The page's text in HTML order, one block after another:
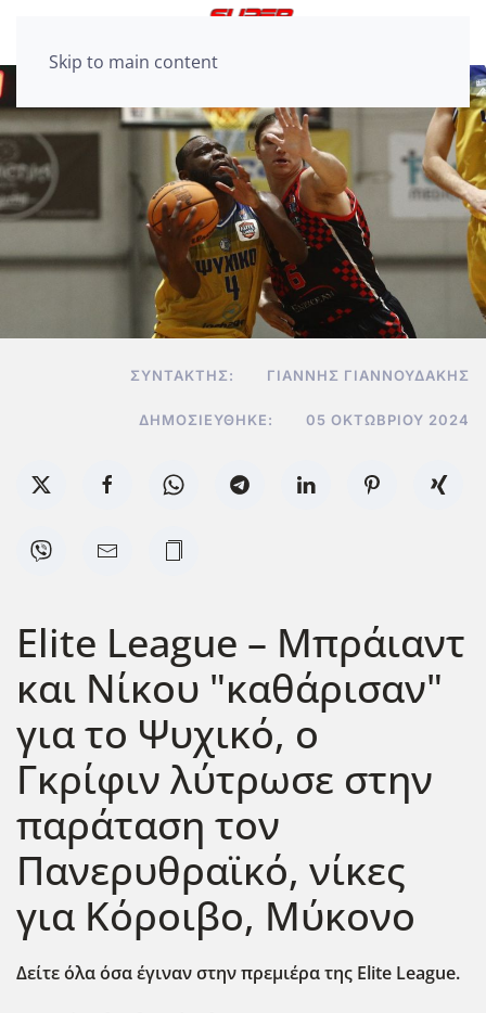
Skip to main content
ΣΥΝΤΆΚΤΗΣ: ΓΙΆΝΝΗΣ ΓΙΑΝΝΟΥΔΆΚΗΣ
ΔΗΜΟΣΙΕΎΘΗΚΕ: 05 ΟΚΤΩΒΡΊΟΥ 2024
Elite League – Μπράιαντ
και Νίκου "καθάρισαν"
για το Ψυχικό, ο
Γκρίφιν λύτρωσε στην
παράταση τον
Πανερυθραϊκό, νίκες
για Κόροιβο, Μύκονο
Δείτε όλα όσα έγιναν στην πρεμιέρα της Elite League.